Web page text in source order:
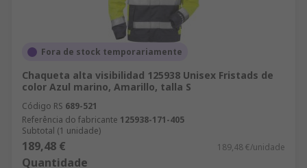
Fora de stock temporariamente
Chaqueta alta visibilidad 125938 Unisex Fristads de
color Azul marino, Amarillo, talla S
Código RS 689-521
Referência do fabricante 125938-171-405
Subtotal (1 unidade)
189,48 € 189,48 €/unidade
Quantidade